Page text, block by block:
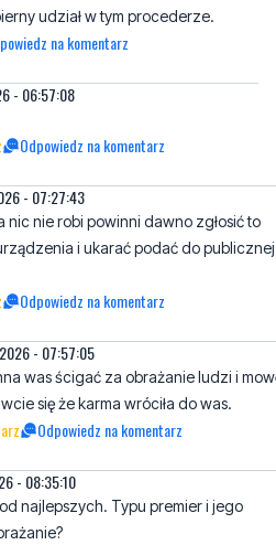
udział w tym procederze.
na komentarz
- 06:57:08
Odpowiedz na komentarz
- 07:27:43
nic nie robi powinni dawno zgłosić to
i ukarać podać do publicznej
Odpowiedz na komentarz
- 07:57:05
was ścigać za obrażanie ludzi i
się że karma wróciła do was.
Odpowiedz na komentarz
- 08:35:10
najlepszych. Typu premier i jego